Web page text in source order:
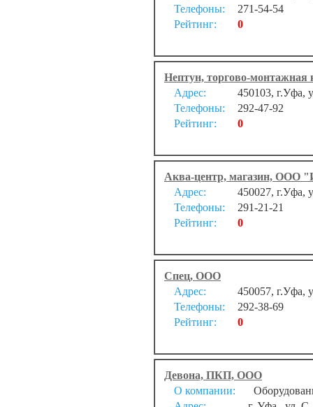
Телефоны:
271-54-54
Рейтинг:
0
Нептун, торгово-
Адрес:
450103, г.Уфа,
Телефоны:
292-47-92
Рейтинг:
0
Аква-центр, магазин, ООО
Адрес:
450027, г.Уфа,
Телефоны:
291-21-21
Рейтинг:
0
Спец, ООО
Адрес:
450057, г.Уфа,
Телефоны:
292-38-69
Рейтинг:
0
Девона, ПКП, ООО
О компании: